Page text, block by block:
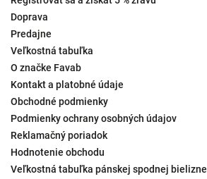
Doprava
Predajne
Veľkostná tabuľka
O značke Favab
Kontakt a platobné údaje
Obchodné podmienky
Podmienky ochrany osobných údajov
Reklamačný poriadok
Hodnotenie obchodu
Veľkostná tabuľka pánskej spodnej bielizne